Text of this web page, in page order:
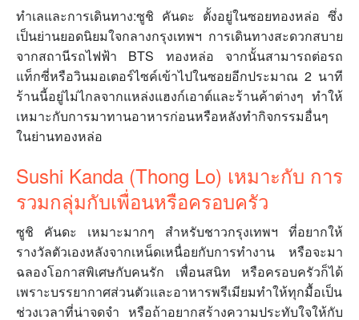
ทำเลและการเดินทาง:ซูชิ คันดะ ตั้งอยู่ในซอยทองหล่อ ซึ่ง
เป็นย่านยอดนิยมใจกลางกรุงเทพฯ การเดินทางสะดวกสบาย
จากสถานีรถไฟฟ้า BTS ทองหล่อ จากนั้นสามารถต่อรถ
แท็กซี่หรือวินมอเตอร์ไซค์เข้าไปในซอยอีกประมาณ 2 นาที
ร้านนี้อยู่ไม่ไกลจากแหล่งแฮงก์เอาต์และร้านค้าต่างๆ ทำให้
เหมาะกับการมาทานอาหารก่อนหรือหลังทำกิจกรรมอื่นๆ
ในย่านทองหล่อ
Sushi Kanda (Thong Lo) เหมาะกับ การ
รวมกลุ่มกับเพื่อนหรือครอบครัว
ซูชิ คันดะ เหมาะมากๆ สำหรับชาวกรุงเทพฯ ที่อยากให้
รางวัลตัวเองหลังจากเหน็ดเหนื่อยกับการทำงาน หรือจะมา
ฉลองโอกาสพิเศษกับคนรัก เพื่อนสนิท หรือครอบครัวก็ได้
เพราะบรรยากาศส่วนตัวและอาหารพรีเมียมทำให้ทุกมื้อเป็น
ช่วงเวลาที่น่าจดจำ หรือถ้าอยากสร้างความประทับใจให้กับ